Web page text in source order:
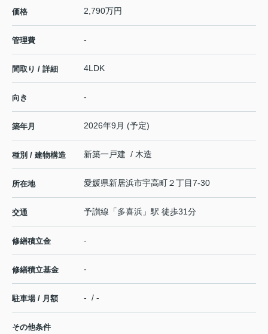
価格 2,790万円
管理費 -
間取り / 詳細 4LDK
向き -
築年月 2026年9月 (予定)
種別 / 建物構造 新築一戸建 / 木造
所在地 愛媛県新居浜市宇高町２丁目7-30
交通 予讃線 「多喜浜 」駅 徒歩31分
修繕積立金 -
修繕積立基金 -
駐車場 / 月額 - / -
その他条件